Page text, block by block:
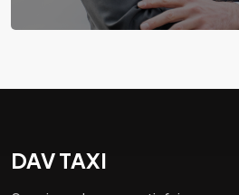
DAV TAXI